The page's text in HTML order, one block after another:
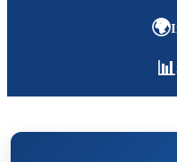
🌍
📊